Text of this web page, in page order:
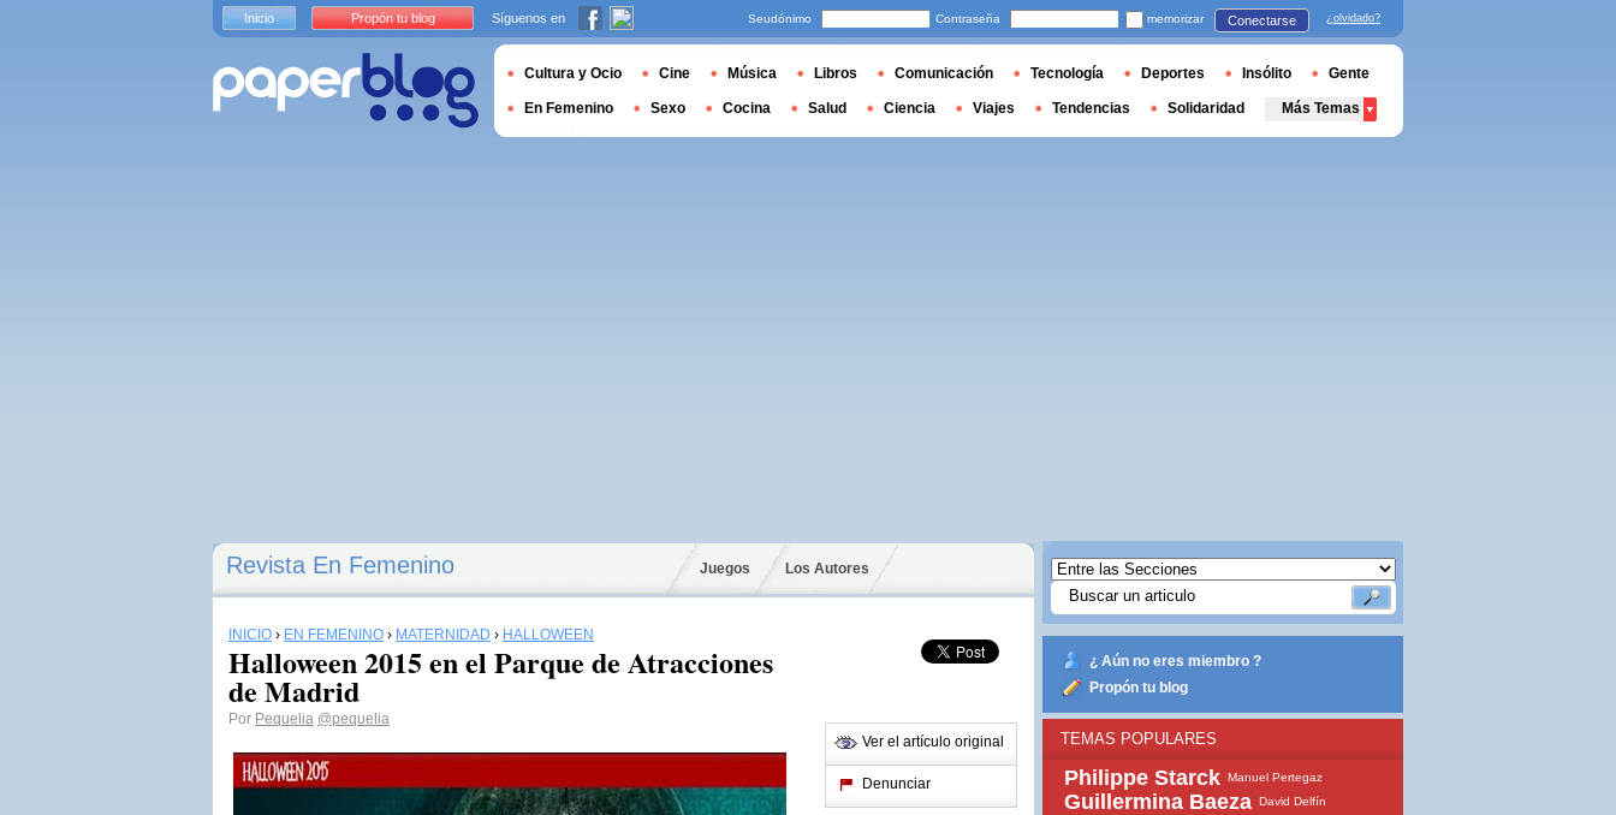
Revista En Femenino Juegos Los Autores
INICIO › EN FEMENINO › MATERNIDAD › HALLOWEEN
Halloween 2015 en el Parque de Atracciones
de Madrid
Por Pequelia @pequelia
Ver el artículo original
Denunciar
¿ Aún no eres miembro ?
Propón tu blog
TEMAS POPULARES
Philippe Starck Manuel Pertegaz
Guillermina Baeza David Delfín
Inicio Propón tu blog Síguenos en Seudónimo Contraseña memorizar Conectarse ¿olvidado?
Cultura y Ocio Cine Música Libros Comunicación Tecnología Deportes Insólito Gente
En Femenino Sexo Cocina Salud Ciencia Viajes Tendencias Solidaridad Más Temas